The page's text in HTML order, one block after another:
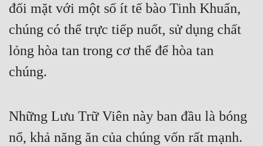
Sảng Văn
Sắc
Sủng
Thanh Xuân
Tiểu Thuyết
đối mặt với một số ít tế bào Tinh Khuẩn,
chúng có thể trực tiếp nuốt, sử dụng chất
lỏng hòa tan trong cơ thể để hòa tan
chúng.
Những Lưu Trữ Viên này ban đầu là bóng
nổ, khả năng ăn của chúng vốn rất mạnh.